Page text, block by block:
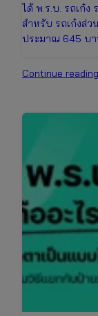
ได้ พ.ร.บ. รถเก๋ง
สำหรับ รถเก๋งส่
ประมาณ 645 บา
Continue reading